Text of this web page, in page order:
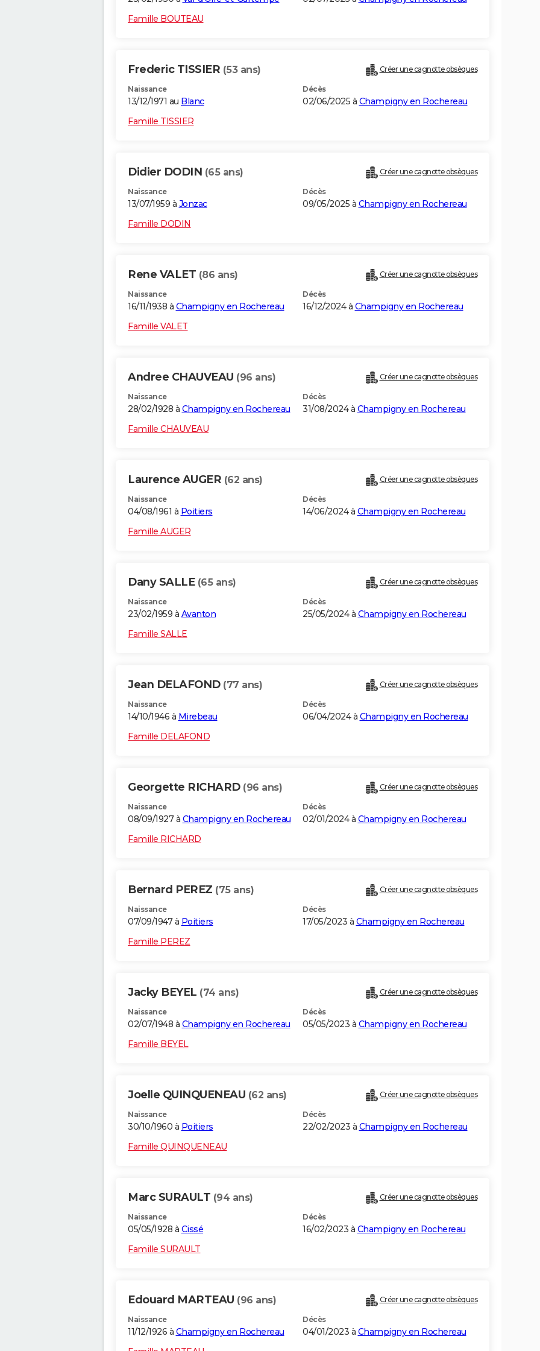
Famille BOUTEAU
Frederic TISSIER (53 ans) Créer une cagnotte obsèques
Naissance
13/12/1971 au Blanc
Décès
02/06/2025 à Champigny en Rochereau
Famille TISSIER
Didier DODIN (65 ans) Créer une cagnotte obsèques
Naissance
13/07/1959 à Jonzac
Décès
09/05/2025 à Champigny en Rochereau
Famille DODIN
Rene VALET (86 ans) Créer une cagnotte obsèques
Naissance
16/11/1938 à Champigny en Rochereau
Décès
16/12/2024 à Champigny en Rochereau
Famille VALET
Andree CHAUVEAU (96 ans) Créer une cagnotte obsèques
Naissance
28/02/1928 à Champigny en Rochereau
Décès
31/08/2024 à Champigny en Rochereau
Famille CHAUVEAU
Laurence AUGER (62 ans) Créer une cagnotte obsèques
Naissance
04/08/1961 à Poitiers
Décès
14/06/2024 à Champigny en Rochereau
Famille AUGER
Dany SALLE (65 ans) Créer une cagnotte obsèques
Naissance
23/02/1959 à Avanton
Décès
25/05/2024 à Champigny en Rochereau
Famille SALLE
Jean DELAFOND (77 ans) Créer une cagnotte obsèques
Naissance
14/10/1946 à Mirebeau
Décès
06/04/2024 à Champigny en Rochereau
Famille DELAFOND
Georgette RICHARD (96 ans) Créer une cagnotte obsèques
Naissance
08/09/1927 à Champigny en Rochereau
Décès
02/01/2024 à Champigny en Rochereau
Famille RICHARD
Bernard PEREZ (75 ans) Créer une cagnotte obsèques
Naissance
07/09/1947 à Poitiers
Décès
17/05/2023 à Champigny en Rochereau
Famille PEREZ
Jacky BEYEL (74 ans) Créer une cagnotte obsèques
Naissance
02/07/1948 à Champigny en Rochereau
Décès
05/05/2023 à Champigny en Rochereau
Famille BEYEL
Joelle QUINQUENEAU (62 ans) Créer une cagnotte obsèques
Naissance
30/10/1960 à Poitiers
Décès
22/02/2023 à Champigny en Rochereau
Famille QUINQUENEAU
Marc SURAULT (94 ans) Créer une cagnotte obsèques
Naissance
05/05/1928 à Cissé
Décès
16/02/2023 à Champigny en Rochereau
Famille SURAULT
Edouard MARTEAU (96 ans) Créer une cagnotte obsèques
Naissance
11/12/1926 à Champigny en Rochereau
Décès
04/01/2023 à Champigny en Rochereau